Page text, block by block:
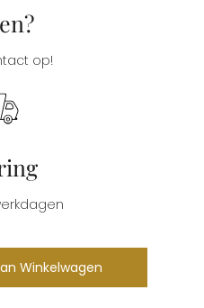
op!
Winkelwagen